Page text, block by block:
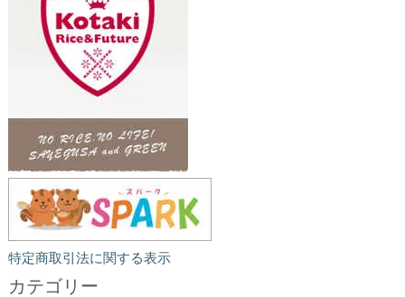
特定商取引法に関する表示
カテゴリー